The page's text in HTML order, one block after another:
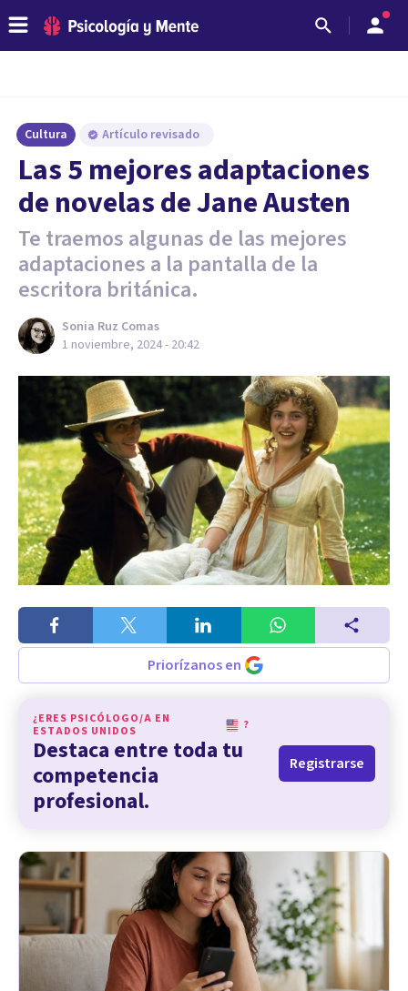
Cultura Artículo revisado
Las 5 mejores adaptaciones
de novelas de Jane Austen
Te traemos algunas de las mejores
adaptaciones a la pantalla de la
escritora británica.
Sonia Ruz Comas
1 noviembre, 2024 - 20:42
Priorízanos en
¿ERES PSICÓLOGO/A EN
ESTADOS UNIDOS
?
Destaca entre toda tu
competencia
profesional.
Registrarse